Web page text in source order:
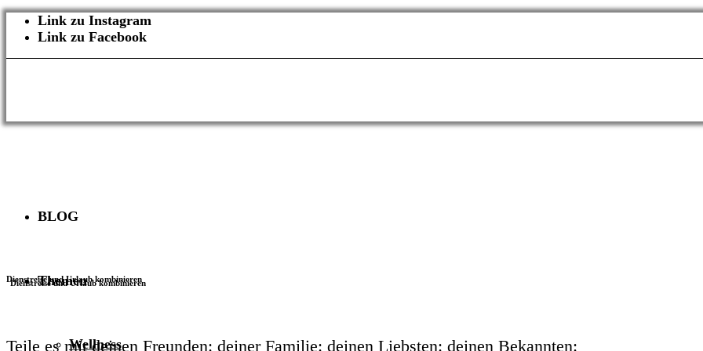
Link zu Instagram
Link zu Facebook
BLOG
Themen
Wellness
Dienstreise und Urlaub kombinieren
Teile es mitdeinen Freunden: deiner Familie: deinen Liebsten: deinen Bekannten: